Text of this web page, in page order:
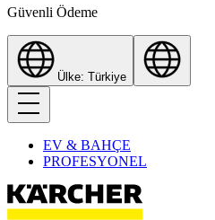
Güvenli Ödeme
Ülke: Türkiye
EV & BAHÇE
PROFESYONEL